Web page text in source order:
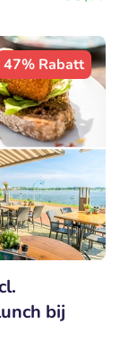
47% Rabatt
bij